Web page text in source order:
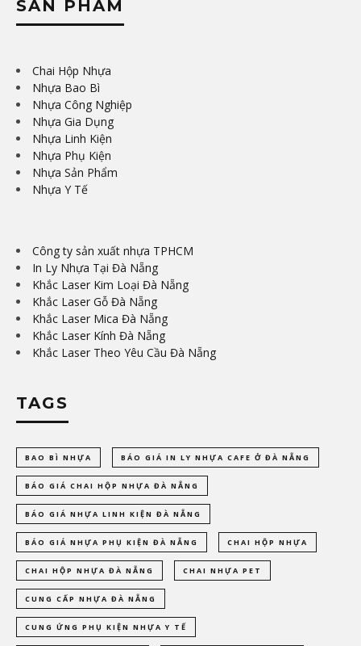
SẢN PHẨM
Chai Hộp Nhựa
Nhựa Bao Bì
Nhựa Công Nghiệp
Nhựa Gia Dụng
Nhựa Linh Kiện
Nhựa Phụ Kiện
Nhựa Sản Phẩm
Nhựa Y Tế
Công ty sản xuất nhựa TPHCM
In Ly Nhựa Tại Đà Nẵng
Khắc Laser Kim Loại Đà Nẵng
Khắc Laser Gỗ Đà Nẵng
Khắc Laser Mica Đà Nẵng
Khắc Laser Kính Đà Nẵng
Khắc Laser Theo Yêu Cầu Đà Nẵng
TAGS
BAO BÌ NHỰA BÁO GIÁ IN LY NHỰA CAFE Ở ĐÀ NẴNG
BÁO GIÁ CHAI HỘP NHỰA ĐÀ NẴNG
BÁO GIÁ NHỰA LINH KIỆN ĐÀ NẴNG
BÁO GIÁ NHỰA PHỤ KIỆN ĐÀ NẴNG CHAI HỘP NHỰA
CHAI HỘP NHỰA ĐÀ NẴNG CHAI NHỰA PET
CUNG CẤP NHỰA ĐÀ NẴNG
CUNG ỨNG PHỤ KIỆN NHỰA Y TẾ